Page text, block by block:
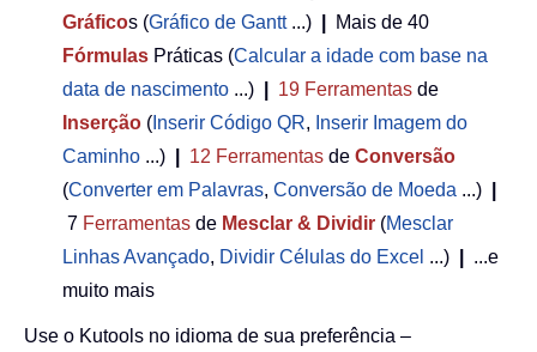
Gráficos (Gráfico de Gantt...)
Mais de 40
Fórmulas Práticas (Calcular a idade com base na
data de nascimento ...) 19 Ferramentas de
Inserção ( Inserir Código QR, Inserir Imagem do
Caminho ...) 12 Ferramentas de Conversão
(Converter em Palavras, Conversão de Moeda ...)
7 Ferramentas de Mesclar & Dividir (Mesclar
Linhas Avançado, Dividir Células do Excel ...)
...e
muito mais
Use o Kutools no idioma de sua preferência –